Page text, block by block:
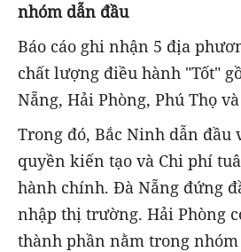
nhóm dẫn đầu
Báo cáo ghi nhận 5 địa
chất lượng điều hành "Tốt"
Nẵng, Hải Phòng, Phú Thọ
Trong đó, Bắc Ninh dẫn đầu
quyền kiến tạo và Chi phí
hành chính. Đà Nẵng đứng
nhập thị trường. Hải Phòng
thành phần nằm trong